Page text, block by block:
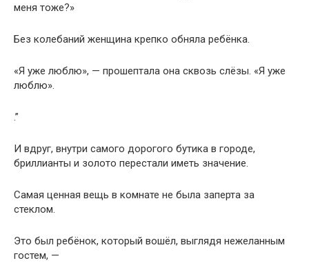
меня тоже?»
Без колебаний женщина крепко обняла ребёнка.
«Я уже люблю», — прошептала она сквозь слёзы. «Я уже
люблю».
.”
И вдруг, внутри самого дорогого бутика в городе,
бриллианты и золото перестали иметь значение.
Самая ценная вещь в комнате не была заперта за
стеклом.
Это был ребёнок, который вошёл, выглядя нежеланным
гостем, —